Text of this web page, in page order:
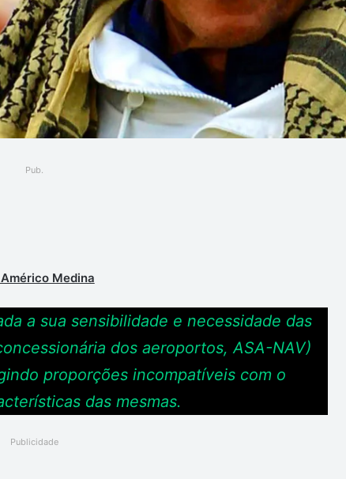
Pub.
Medina
a sua sensibilidade e necessidade das
dos aeroportos, ASA-NAV)
proporções incompatíveis com o
das mesmas.
Publicidade